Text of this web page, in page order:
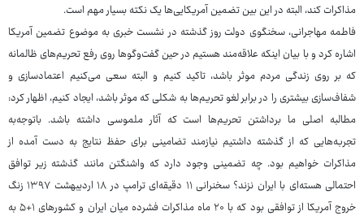
مذاکرات کند، البته در این بین تضمین آمریکایی‌ها یک نکته بسیار مهم است.
فاطمه مهاجرانی، سخنگوی دولت روز گذشته در نشست خبری به موضوع تضمین آمریکا
اشاره کرد و با بیان اینکه علاقه‌مند هستیم در حین گفت‌وگوها روی رفع تحریم‌های ظالمانه
که بر روی زندگی مردم موثر باشد، تاکید کنیم و البته سعی می‌کنیم اعتمادسازی و
شفاف‌سازی بیشتری را در برابر لغو تحریم‌ها به شکلی که موثر باشد، ایجاد کنیم، اظهار کرد:
مطالبه اصلی ما برداشتن تحریم‌ها است که آثار ملموسی داشته باشد. باتوجه‌به
تجربه‌هایی که از گذشته داشتیم نیازمند تضامینی برای حفظ نتایج به دست آمده از
مذاکرات خواهیم بود. چه تضمینی وجود دارد که واشنگتن مانند گذشته زیر توافق
احتمالی هسته‌ای با ایران نزند؟ سخنرانی ۱۱ دقیقه‌ای ترامپ در ۱۸ اردیبهشت ۱۳۹۷ زنگ
خروج آمریکا از توافقی بود که با ۲۰ ماه مذاکرات فشرده میان ایران و کشورهای ۱+۵ به